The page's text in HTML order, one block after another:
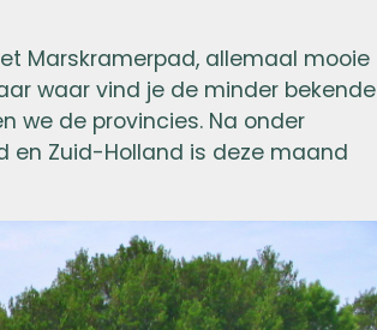
Marskramerpad, allemaal mooie
waar vind je de minder bekende
we de provincies. Na onder
en Zuid-Holland is deze maand